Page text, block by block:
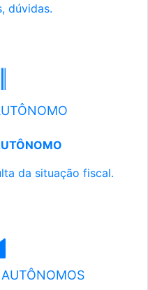
dúvidas.
da situação fiscal.